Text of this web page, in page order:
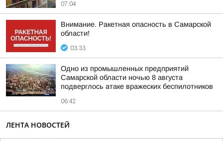
07:04
Внимание. Ракетная опасность в Самарской
области!
03:33
Одно из промышленных предприятий
Самарской области ночью 8 августа
подверглось атаке вражеских беспилотников
06:42
ЛЕНТА НОВОСТЕЙ